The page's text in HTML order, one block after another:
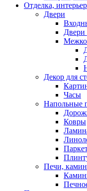
Отделка, интерьер
Двери
Двери
Декор для
Часы
Напольные
Ковры
Печи,